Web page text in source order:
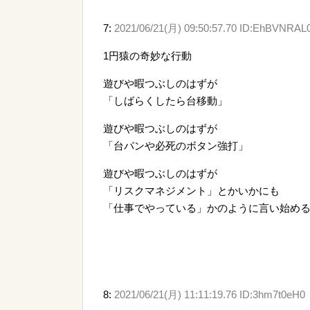
7: 2021/06/21(月) 09:50:57.70
1円猿の奇妙な行動
遊びや暇つぶしのはずが
「しばらくしたら台移動」
遊びや暇つぶしのはずが
「台パンや必死のボタン強打」
遊びや暇つぶしのはずが
「リスクマネジメント」とかいかにも
「仕事でやっている」かのように言い始める
8: 2021/06/21(月) 11:11:19.76 ID:3hm7t0eH0